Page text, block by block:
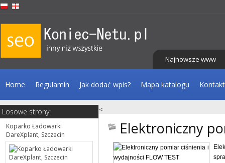
Najnowsze www
Home Regulamin Jak dodać wpis? Mapa katalogu Kontakt
<
Losowe strony:
Koparko Ładowarki
DareXplant, Szczecin
Elektroniczny